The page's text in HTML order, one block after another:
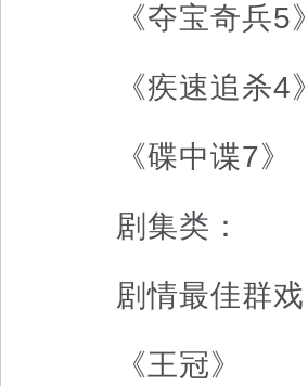
《夺宝奇兵5》
《疾速追杀4》
《碟中谍7》
剧集类：
剧情最佳群戏
《王冠》